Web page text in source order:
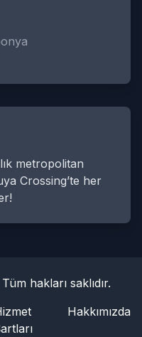
metropolitan
Crossing’te her
hakları saklıdır.
Hakkımızda